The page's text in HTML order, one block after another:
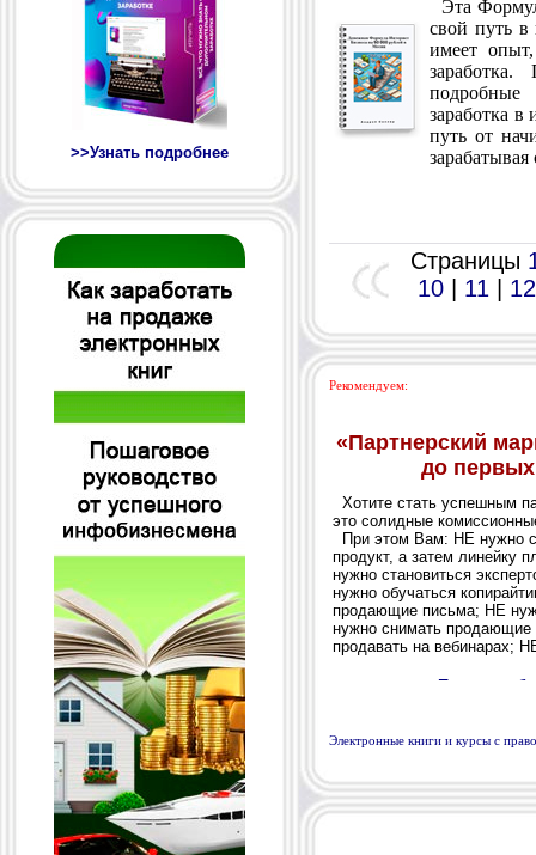
>>Узнать подробнее
Эта
свой путь в
имеет
заработка
путь от
Страницы
10| 11 | 12
Рекомендуем:
Электронные книги и курсы с